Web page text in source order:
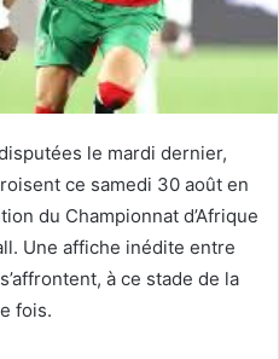
le mardi dernier,
ce samedi 30 août en
du Championnat d’Afrique
Une affiche inédite entre
à ce stade de la
fois.